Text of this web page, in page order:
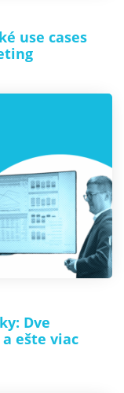
use cases
Dve
ešte viac